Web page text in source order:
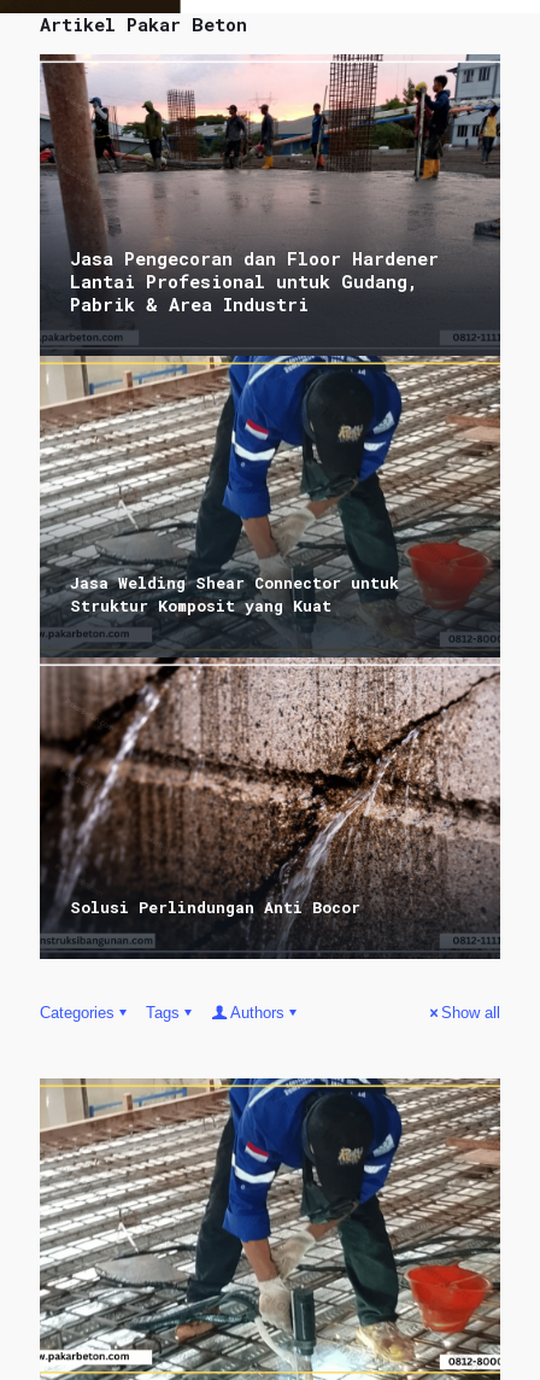
Artikel Pakar Beton
Jasa Pengecoran dan Floor Hardener
Lantai Profesional untuk Gudang,
Pabrik & Area Industri
Jasa Welding Shear Connector untuk
Struktur Komposit yang Kuat
Solusi Perlindungan Anti Bocor
Categories Tags Authors Show all